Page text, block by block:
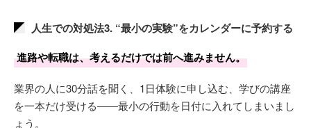
人生での対処法3. “最小の実験”をカレンダーに予約する
進路や転職は、考えるだけでは前へ進みません。
業界の人に30分話を聞く、1日体験に申し込む、学びの講座
を一本だけ受ける――最小の行動を日付に入れてしまいまし
ょう。